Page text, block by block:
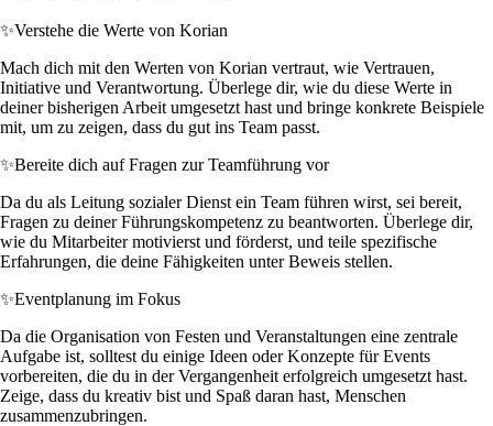
✨Verstehe die Werte von Korian
Mach dich mit den Werten von Korian vertraut, wie Vertrauen,
Initiative und Verantwortung. Überlege dir, wie du diese Werte in
deiner bisherigen Arbeit umgesetzt hast und bringe konkrete Beispiele
mit, um zu zeigen, dass du gut ins Team passt.
✨Bereite dich auf Fragen zur Teamführung vor
Da du als Leitung sozialer Dienst ein Team führen wirst, sei bereit,
Fragen zu deiner Führungskompetenz zu beantworten. Überlege dir,
wie du Mitarbeiter motivierst und förderst, und teile spezifische
Erfahrungen, die deine Fähigkeiten unter Beweis stellen.
✨Eventplanung im Fokus
Da die Organisation von Festen und Veranstaltungen eine zentrale
Aufgabe ist, solltest du einige Ideen oder Konzepte für Events
vorbereiten, die du in der Vergangenheit erfolgreich umgesetzt hast.
Zeige, dass du kreativ bist und Spaß daran hast, Menschen
zusammenzubringen.